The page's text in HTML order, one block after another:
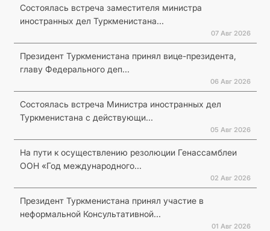
Состоялась встреча заместителя министра
иностранных дел Туркменистана...
07 Авг 2026
Президент Туркменистана принял вице-президента,
главу Федерального деп...
06 Авг 2026
Состоялась встреча Министра иностранных дел
Туркменистана с действующи...
05 Авг 2026
На пути к осуществлению резолюции Генассамблеи
ООН «Год международного...
02 Авг 2026
Президент Туркменистана принял участие в
неформальной Консультативной...
01 Авг 2026